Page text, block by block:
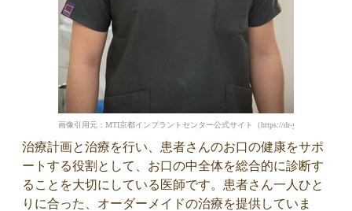
画像引用元：MTI京都インプラントセンター公式サイト（https://dr-yamaguchi-mti.jp/
治療計画と治療を行い、患者さんのお口の健康をサポ
ートする役割として、お口の中全体を総合的に診断す
ることを大切にしている医師です。患者さん一人ひと
りに合った、オーダーメイドの治療を提供していま